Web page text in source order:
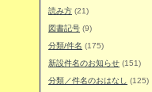
読み方 (21)
図書記号 (9)
分類/件名 (175)
新設件名のお知らせ (151)
分類／件名のおはなし
(125)